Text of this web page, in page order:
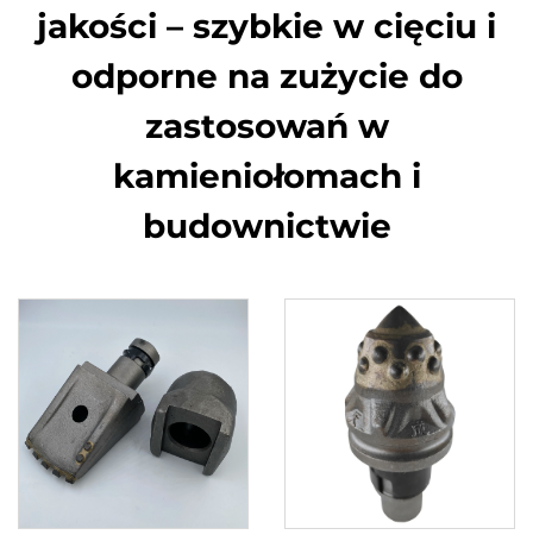
jakości – szybkie w cięciu i
odporne na zużycie do
zastosowań w
kamieniołomach i
budownictwie